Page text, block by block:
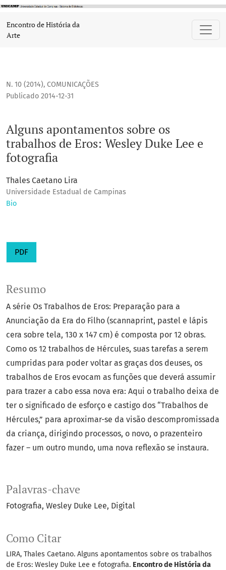
Alguns apontamentos sobre os trabalhos de Eros: Wesley
Encontro de História da
Arte
N. 10 (2014), COMUNICAÇÕES
Alguns apontamentos sobre os
trabalhos de Eros: Wesley Duke Lee e
fotografia
Publicado 2014-12-31
Thales Caetano Lira
Universidade Estadual de Campinas
Bio
PDF
Palavras-chave
Fotografia Wesley Duke Lee Digital
Como Citar
LIRA, Thales Caetano. Alguns apontamentos sobre os trabalhos
de Eros: Wesley Duke Lee e fotografia. Encontro de História da
Resumo
A série Os Trabalhos de Eros: Preparação para a
Anunciação da Era do Filho (scannaprint, pastel e lápis
cera sobre tela, 130 x 147 cm) é composta por 12 obras.
Como os 12 trabalhos de Hércules, suas tarefas a serem
cumpridas para poder voltar as graças dos deuses, os
trabalhos de Eros evocam as funções que deverá assumir
para trazer a cabo essa nova era: Aqui o trabalho deixa de
ter o significado de esforço e castigo dos “Trabalhos de
Hércules,” para aproximar-se da visão descompromissada
da criança, dirigindo processos, o novo, o prazenteiro
fazer – um outro mundo, uma nova reflexão se instaura.